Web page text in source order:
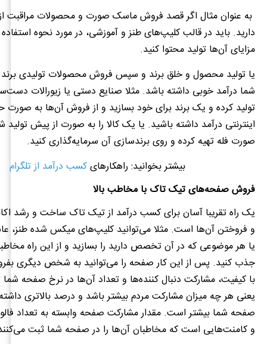
به عنوان مثال اگر قصد فروش ماسک صورت و محصولات مراقبت
دارید. باید در قالب کلیپ‌های طنز و آموزشی، در مورد نحوه
مزایای آن‌ها تولید محتوا کنید.
یا تولید محصول و خلق برند و سپس فروش محصولات تولیدی برند
شما درآمد خوبی داشته باشد. مثلا صنایع دستی یا زیورالات
تولید کرده و یک برند برای خود بسازید و از فروش آن‌ها به
اینترنتی درآمد داشته باشید. یا یک کالا را به صورت از پیش تولید
صورت فله تهیه کرده و روی برندسازی آن سرمایه‌گذاری کنید.
بیشتر بخوانید: راهکارهایکسب درآمد از تلگرام
فروش صفحه‌های تیک تاک با مخاطب بالا
یک راه تقریبا آسان برای کسب درآمد از تیک تاک ساخت و رشد
و فروختن آن‌ها است. مثلا می‌توانید کلیپ‌های میکس شده طنز،
یا هر موضوعی که در آن تخصص دارید را بسازید و از این راه
جذب کنید. پس از این کار صفحه را می‌توانید به شخص دیگری
با کیفیت، مشارکت دنبال کننده‌ها و تعداد آن‌ها در نرخ صفحه شما
یعنی هر چه میزان مشارکت مردم بیشتر باشد و درصد بالاتری
صفحه شما بیشتر است. مقدار مشارکت صفحه وابسته به تعداد
و کامنت‌هایی است که مخاطبان آن‌ها را در صفحه شما ثبت